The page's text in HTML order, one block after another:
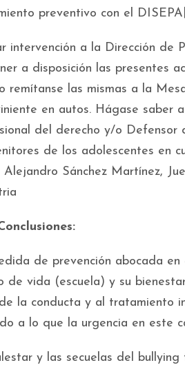
preventivo con el
intervención a la Dirección de
a disposición las presentes
remítanse las mismas a la
en autos. Hágase saber
del derecho y/o Defensor
de los adolescentes en
Alejandro Sánchez Martínez,
de prevención abocada
de vida (escuela) y su
la conducta y al tratamiento
a lo que la urgencia en este
y las secuelas del